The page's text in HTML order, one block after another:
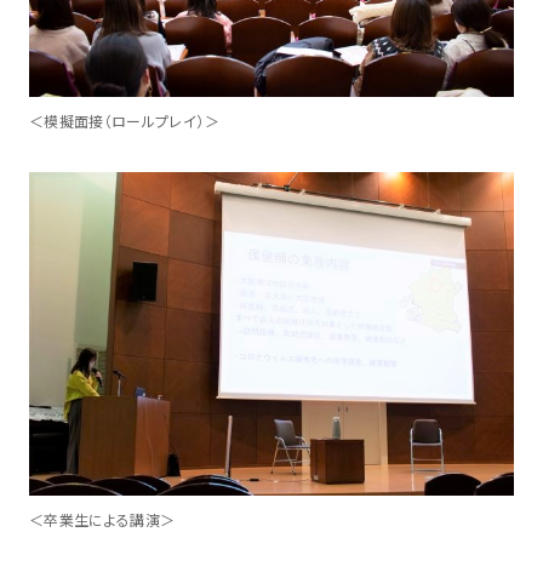
＜模擬面接（ロールプレイ）＞
＜卒業生による講演＞